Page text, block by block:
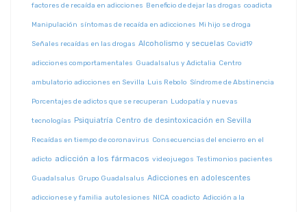
factores de recaída en adicciones Beneficio de dejar las drogas coadicta
Manipulación síntomas de recaída en adicciones Mi hijo se droga
Señales recaídas en las drogas Alcoholismo y secuelas Covid19
adicciones comportamentales Guadalsalus y Adictalia Centro
ambulatorio adicciones en Sevilla Luis Rebolo Síndrome de Abstinencia
Porcentajes de adictos que se recuperan Ludopatía y nuevas
tecnologías Psiquiatría Centro de desintoxicación en Sevilla
Recaídas en tiempo de coronavirus Consecuencias del encierro en el
adicto adicción a los fármacos videojuegos Testimonios pacientes
Guadalsalus Grupo Guadalsalus Adicciones en adolescentes
adiccionese y familia autolesiones NICA coadicto Adicción a la